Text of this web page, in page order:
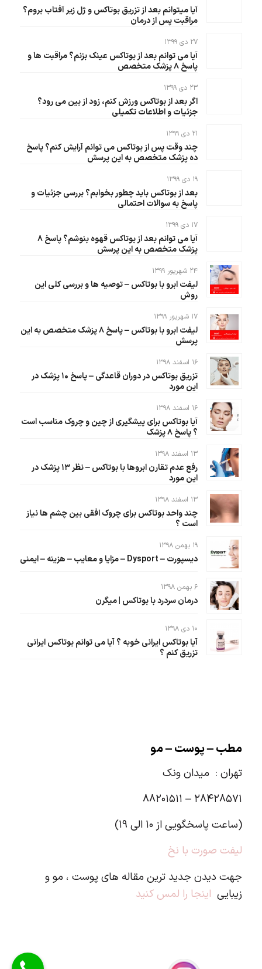
آیا میتوانم بعد از تزریق بوتاکس و ژل زیر آفتاب بروم؟
مراقبت پس از درمان‌
۲۷ دی ۱۳۹۹
آیا می توانم بعد از بوتاکس عینک بزنم؟ مراقبت ها و
پاسخ ۸ پزشک متخصص
۲۳ دی ۱۳۹۹
اگر بعد از بوتاکس ورزش کنم، زود از بین می رود؟
جزئیات و اطلاعات تکمیلی
۲۱ دی ۱۳۹۹
چند وقت پس از بوتاکس می توانم آرایش کنم؟ پاسخ
ده پزشک متخصص به این پرسش
۱۹ دی ۱۳۹۹
بعد از بوتاکس باید چطور بخوابم؟ بررسی جزئیات و
پاسخ به سوالات احتمالی
۱۷ دی ۱۳۹۹
آیا می توانم بعد از بوتاکس قهوه بنوشم؟ پاسخ ۸
پزشک متخصص به این پرسش
۲۴ شهریور ۱۳۹۹
لیفت ابرو با بوتاکس – توصیه ها و بررسی کلی این
روش
۱۷ شهریور ۱۳۹۹
لیفت ابرو با بوتاکس – پاسخ ۸ پزشک متخصص به این
پرسش
۱۶ اسفند ۱۳۹۸
تزریق بوتاکس در دوران قاعدگی – پاسخ ۱۰ پزشک در
این مورد
۱۶ اسفند ۱۳۹۸
آیا بوتاکس برای پیشگیری از چین و چروک مناسب است
؟ پاسخ ۸ پزشک
۱۳ اسفند ۱۳۹۸
رفع عدم تقارن ابروها با بوتاکس – نظر ۱۳ پزشک در
این مورد
۱۳ اسفند ۱۳۹۸
چند واحد بوتاکس برای چروک افقی بین چشم ها نیاز
است ؟
۱۹ بهمن ۱۳۹۸
دیسپورت – Dysport – مزایا و معایب – هزینه – ایمنی
۶ بهمن ۱۳۹۸
درمان سردرد با بوتاکس | میگرن
۱۰ دی ۱۳۹۸
آیا بوتاکس ایرانی خوبه ؟ آیا می توانم بوتاکس ایرانی
تزریق کنم ؟
مطب – پوست – مو
تهران : میدان ونک
۲۸۴۲۸۵۷۱ – ۸۸۲۰۱۵۱۱
(ساعت پاسخگویی از ۱۰ الی ۱۹)
لیفت صورت با نخ
جهت دیدن جدید ترین مقاله های پوست ، مو و
زیبایی اینجا را لمس کنید